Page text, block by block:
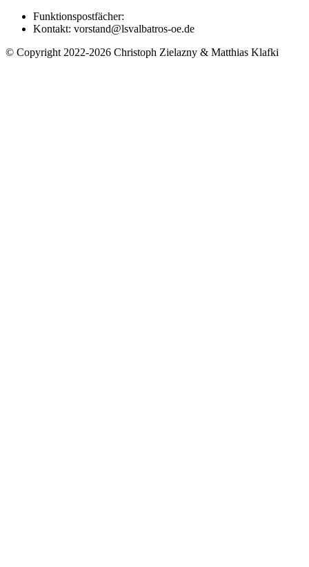
Funktionspostfächer:
Kontakt: vorstand@lsvalbatros-oe.de
© Copyright 2022-2026 Christoph Zielazny & Matthias Klafki